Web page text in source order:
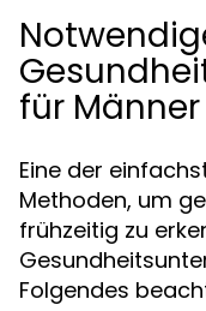
für Männer
Eine der
Methoden, um
frühzeitig zu
Folgendes